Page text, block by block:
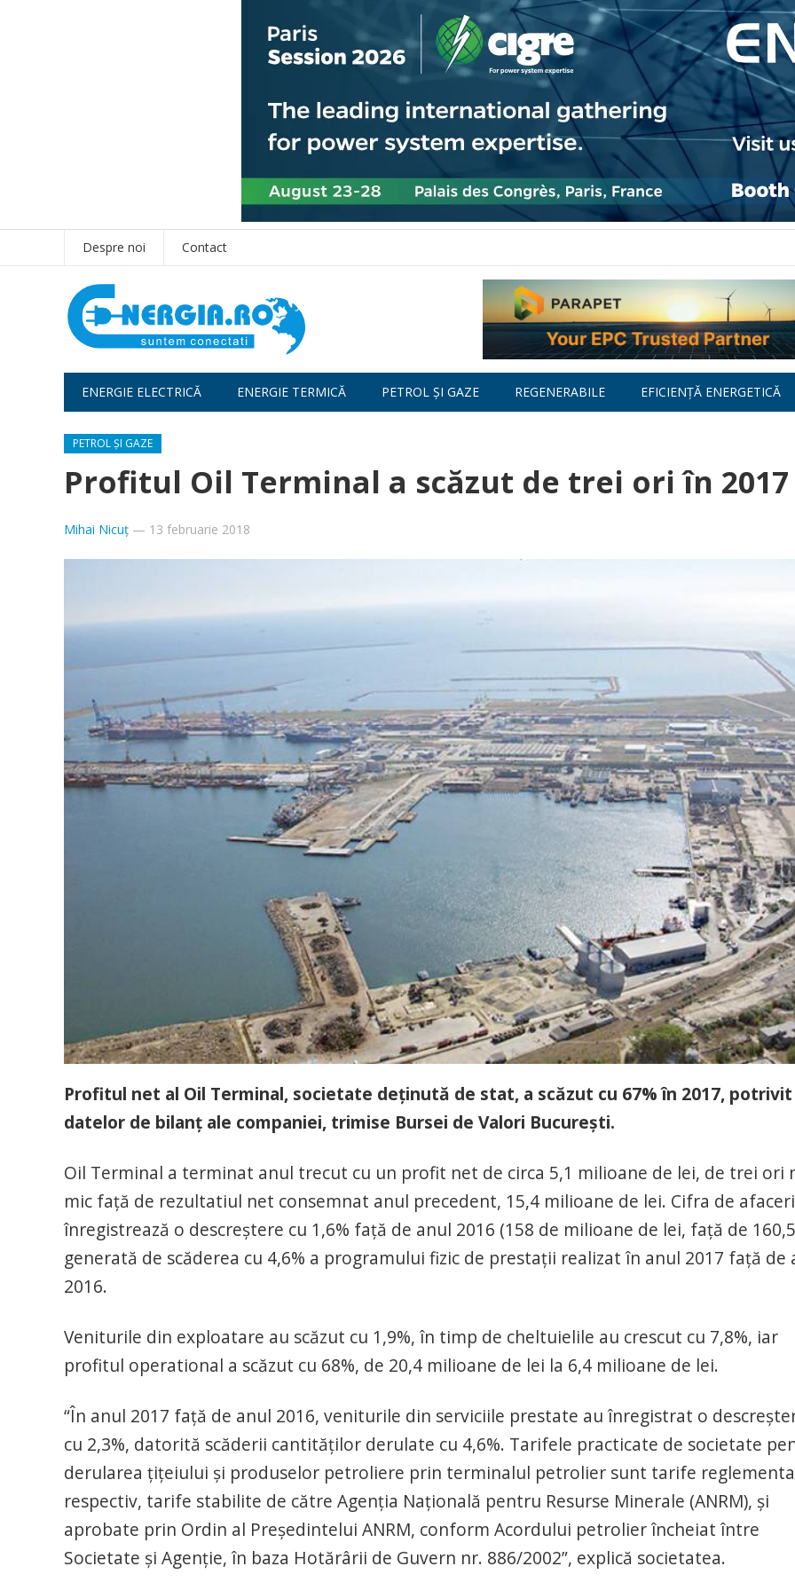
Despre noi Contact
ENERGIE ELECTRICĂ ENERGIE TERMICĂ PETROL ȘI GAZE REGENERABILE EFICIENȚĂ ENERGETICĂ
PETROL ȘI GAZE
Profitul Oil Terminal a scăzut de trei ori în 2017
Mihai Nicuț — 13 februarie 2018
Profitul net al Oil Terminal, societate deţinută de stat, a scăzut cu 67% în 2017, potrivit
datelor de bilanţ ale companiei, trimise Bursei de Valori Bucureşti.
Oil Terminal a terminat anul trecut cu un profit net de circa 5,1 milioane de lei, de trei ori
mic faţă de rezultatiul net consemnat anul precedent, 15,4 milioane de lei. Cifra de afaceri
înregistrează o descreștere cu 1,6% față de anul 2016 (158 de milioane de lei, faţă de
generată de scăderea cu 4,6% a programului fizic de prestaţii realizat în anul 2017 față de
2016.
Veniturile din exploatare au scăzut cu 1,9%, în timp de cheltuielile au crescut cu 7,8%, iar
profitul operational a scăzut cu 68%, de 20,4 milioane de lei la 6,4 milioane de lei.
“În anul 2017 față de anul 2016, veniturile din serviciile prestate au înregistrat o
cu 2,3%, datorită scăderii cantităților derulate cu 4,6%. Tarifele practicate de societate
derularea țițeiului și produselor petroliere prin terminalul petrolier sunt tarife
respectiv, tarife stabilite de către Agenția Națională pentru Resurse Minerale (ANRM), și
aprobate prin Ordin al Președintelui ANRM, conform Acordului petrolier încheiat între
Societate și Agenție, în baza Hotărârii de Guvern nr. 886/2002”, explică societatea.